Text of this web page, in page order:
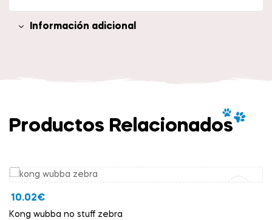
Información adicional
Productos Relacionados
10.02€
Kong wubba no stuff zebra